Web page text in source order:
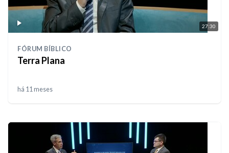
27:30
FÓRUM BÍBLICO
Terra Plana
há 11 meses